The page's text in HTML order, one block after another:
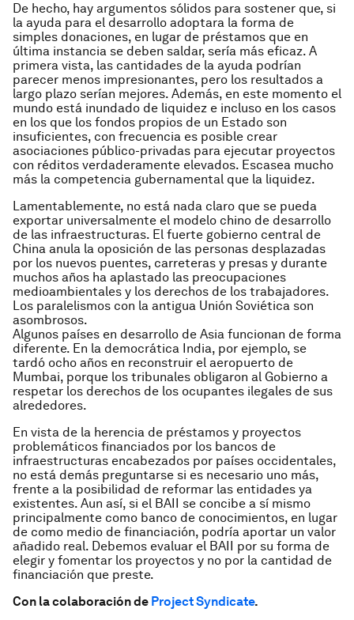
De hecho, hay argumentos sólidos para sostener que, si
la ayuda para el desarrollo adoptara la forma de
simples donaciones, en lugar de préstamos que en
última instancia se deben saldar, sería más eficaz. A
primera vista, las cantidades de la ayuda podrían
parecer menos impresionantes, pero los resultados a
largo plazo serían mejores. Además, en este momento el
mundo está inundado de liquidez e incluso en los casos
en los que los fondos propios de un Estado son
insuficientes, con frecuencia es posible crear
asociaciones público-privadas para ejecutar proyectos
con réditos verdaderamente elevados. Escasea mucho
más la competencia gubernamental que la liquidez.
Lamentablemente, no está nada claro que se pueda
exportar universalmente el modelo chino de desarrollo
de las infraestructuras. El fuerte gobierno central de
China anula la oposición de las personas desplazadas
por los nuevos puentes, carreteras y presas y durante
muchos años ha aplastado las preocupaciones
medioambientales y los derechos de los trabajadores.
Los paralelismos con la antigua Unión Soviética son
asombrosos.
Algunos países en desarrollo de Asia funcionan de forma
diferente. En la democrática India, por ejemplo, se
tardó ocho años en reconstruir el aeropuerto de
Mumbai, porque los tribunales obligaron al Gobierno a
respetar los derechos de los ocupantes ilegales de sus
alrededores.
En vista de la herencia de préstamos y proyectos
problemáticos financiados por los bancos de
infraestructuras encabezados por países occidentales,
no está demás preguntarse si es necesario uno más,
frente a la posibilidad de reformar las entidades ya
existentes. Aun así, si el BAII se concibe a sí mismo
principalmente como banco de conocimientos, en lugar
de como medio de financiación, podría aportar un valor
añadido real. Debemos evaluar el BAII por su forma de
elegir y fomentar los proyectos y no por la cantidad de
financiación que preste.
Con la colaboración de Project Syndicate.